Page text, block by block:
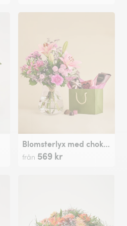
Blomsterlyx med chokladpåse
från 569 kr